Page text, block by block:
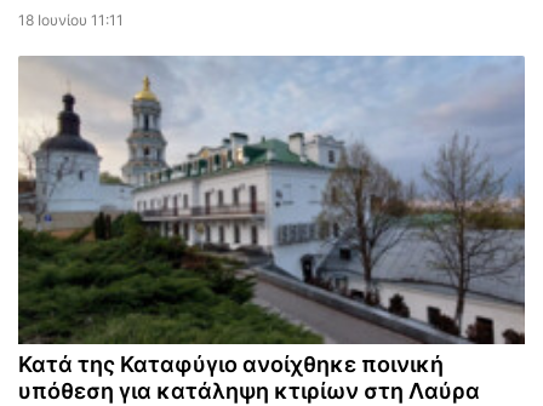
18 Ιουνίου 11:11
Κατά της Καταφύγιο ανοίχθηκε ποινική
υπόθεση για κατάληψη κτιρίων στη Λαύρα